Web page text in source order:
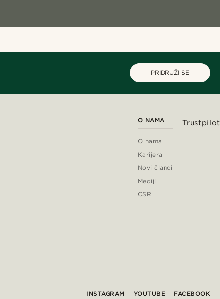
PRIDRUŽI SE
O NAMA
O nama
Karijera
Novi članci
Mediji
CSR
Trustpilot
INSTAGRAM YOUTUBE FACEBOOK